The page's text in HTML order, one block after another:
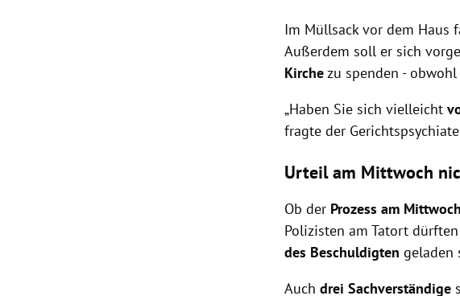
Im Müllsack vor dem
Außerdem soll er sich
Kirchezu spenden -
„Haben Sie sich vielleicht
fragte der
Urteil am Mittwoch
Ob der Prozess am
Polizisten am Tatort
des Beschuldigten geladen
Auchdrei Sachverständige